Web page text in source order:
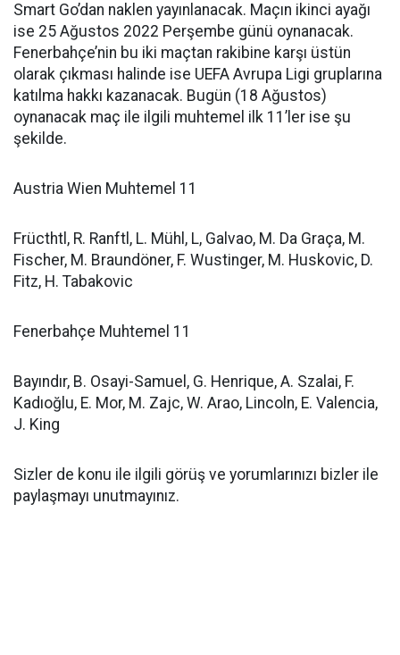
Smart Go’dan naklen yayınlanacak. Maçın ikinci ayağı
ise 25 Ağustos 2022 Perşembe günü oynanacak.
Fenerbahçe’nin bu iki maçtan rakibine karşı üstün
olarak çıkması halinde ise UEFA Avrupa Ligi gruplarına
katılma hakkı kazanacak. Bugün (18 Ağustos)
oynanacak maç ile ilgili muhtemel ilk 11’ler ise şu
şekilde.
Austria Wien Muhtemel 11
Frücthtl, R. Ranftl, L. Mühl, L, Galvao, M. Da Graça, M.
Fischer, M. Braundöner, F. Wustinger, M. Huskovic, D.
Fitz, H. Tabakovic
Fenerbahçe Muhtemel 11
Bayındır, B. Osayi-Samuel, G. Henrique, A. Szalai, F.
Kadıoğlu, E. Mor, M. Zajc, W. Arao, Lincoln, E. Valencia,
J. King
Sizler de konu ile ilgili görüş ve yorumlarınızı bizler ile
paylaşmayı unutmayınız.